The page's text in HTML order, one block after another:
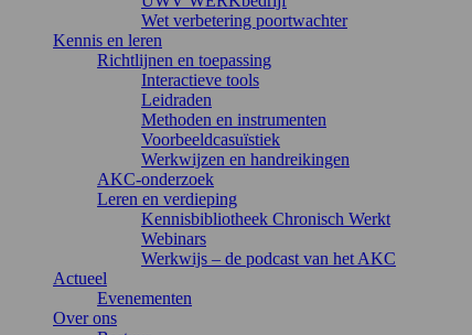
Wet verbetering poortwachter
Kennis en leren
Richtlijnen en toepassing
Interactieve tools
Leidraden
Methoden en instrumenten
Voorbeeldcasuïstiek
Werkwijzen en handreikingen
AKC-onderzoek
Leren en verdieping
Kennisbibliotheek Chronisch Werkt
Webinars
Werkwijs – de podcast van het AKC
Actueel
Evenementen
Over ons